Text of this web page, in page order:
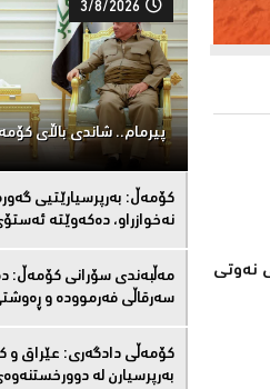
نەوتی
3/8/2026
پیرمام.. شاندی باڵای
كۆمەڵ: بەرپرسیارێتیی
نەخوازراو، دەكەوێتە
مەڵبەندى سۆرانى کۆمەڵ:
سەرقاڵى فەرموودە و
کۆمەڵى دادگەرى: عێراق و
بەرپرسیارن لە